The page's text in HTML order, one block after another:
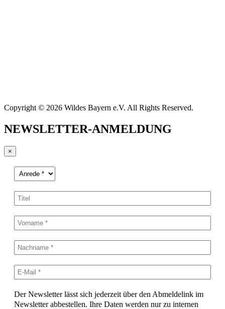
Copyright © 2026 Wildes Bayern e.V. All Rights Reserved.
NEWSLETTER-ANMELDUNG
×
Der Newsletter lässt sich jederzeit über den Abmeldelink im
Newsletter abbestellen. Ihre Daten werden nur zu internen